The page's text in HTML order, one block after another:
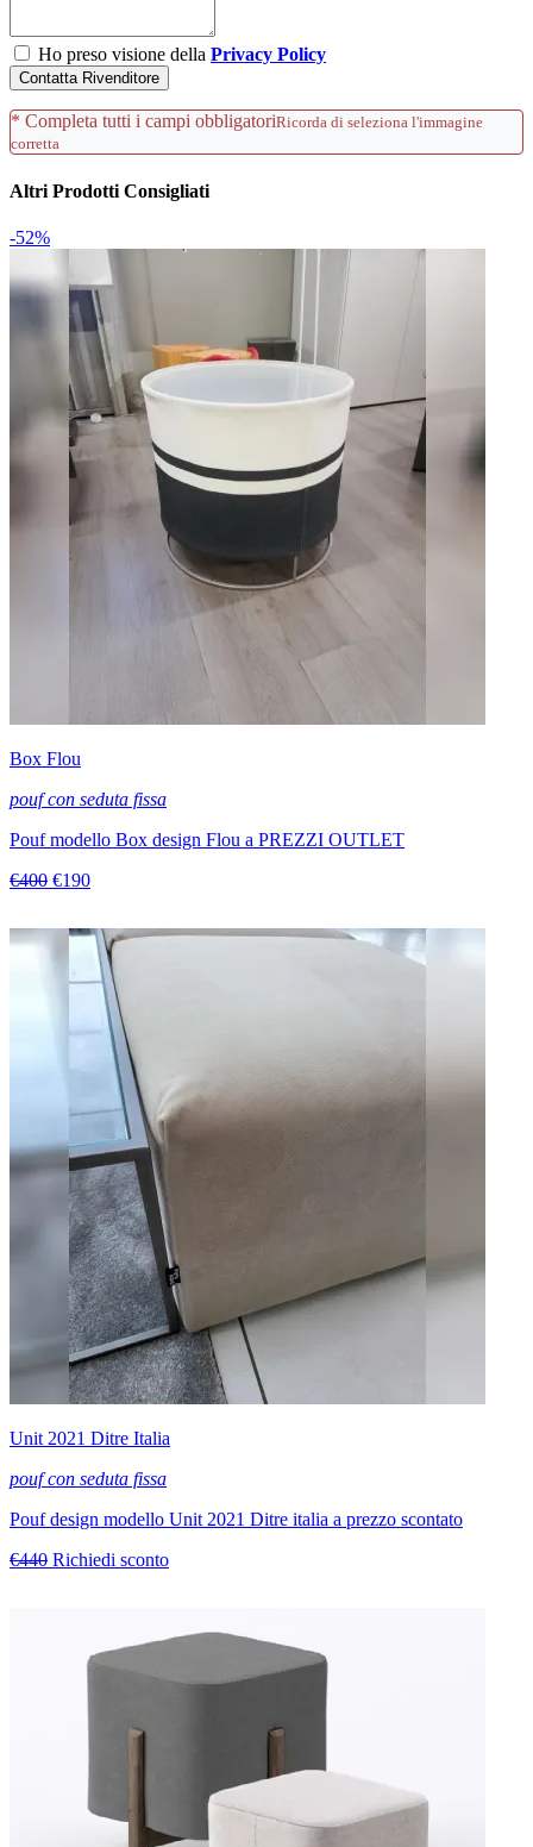
Ho preso visione della Privacy Policy
Contatta Rivenditore
* Completa tutti i campi obbligatoriRicorda di seleziona l'immagine
corretta
Altri Prodotti Consigliati
-52%
Box Flou
pouf con seduta fissa
Pouf modello Box design Flou a PREZZI OUTLET
€400 €190
Unit 2021 Ditre Italia
pouf con seduta fissa
Pouf design modello Unit 2021 Ditre italia a prezzo scontato
€440 Richiedi sconto